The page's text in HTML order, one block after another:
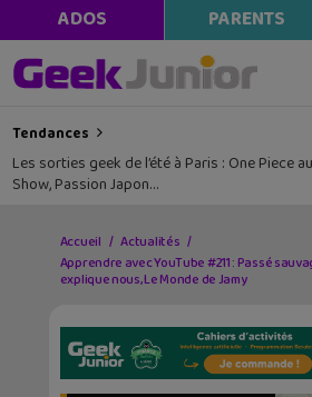
ADOS PARENTS
Tendances
Les sorties geek de l’été à Paris : One Piece
Show, Passion Japon…
Accueil
Actualités
Apprendre avec YouTube #211 : Passé
explique nous, Le Monde de Jamy